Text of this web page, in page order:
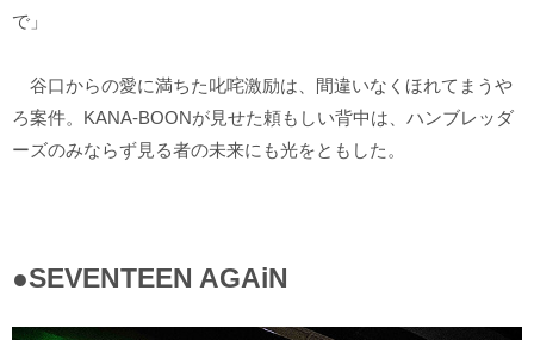
で」
谷口からの愛に満ちた叱咤激励は、間違いなくほれてまうや
ろ案件。KANA-BOONが見せた頼もしい背中は、ハンブレッダ
ーズのみならず見る者の未来にも光をともした。
●SEVENTEEN AGAiN